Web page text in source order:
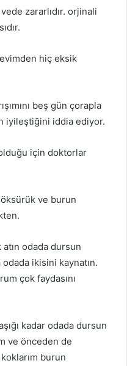
zararlıdır. orjinali
hiç eksik
beş gün çorapla
iyileştiğini iddia ediyor.
için doktorlar
ve burun
atın odada dursun
odada ikisini kaynatın.
çok faydasını
kadar odada dursun
ve önceden de
burun